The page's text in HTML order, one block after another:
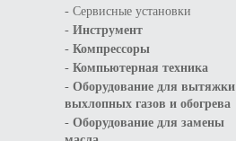
- Сервисные установки
- Инструмент
- Компрессоры
- Компьютерная техника
- Оборудование для вытяжки
выхлопных газов и обогрева
- Оборудование для замены